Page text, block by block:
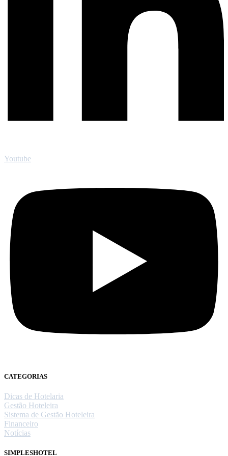
Youtube
CATEGORIAS
Dicas de Hotelaria
Gestão Hoteleira
Sistema de Gestão Hoteleira
Financeiro
Notícias
SIMPLESHOTEL